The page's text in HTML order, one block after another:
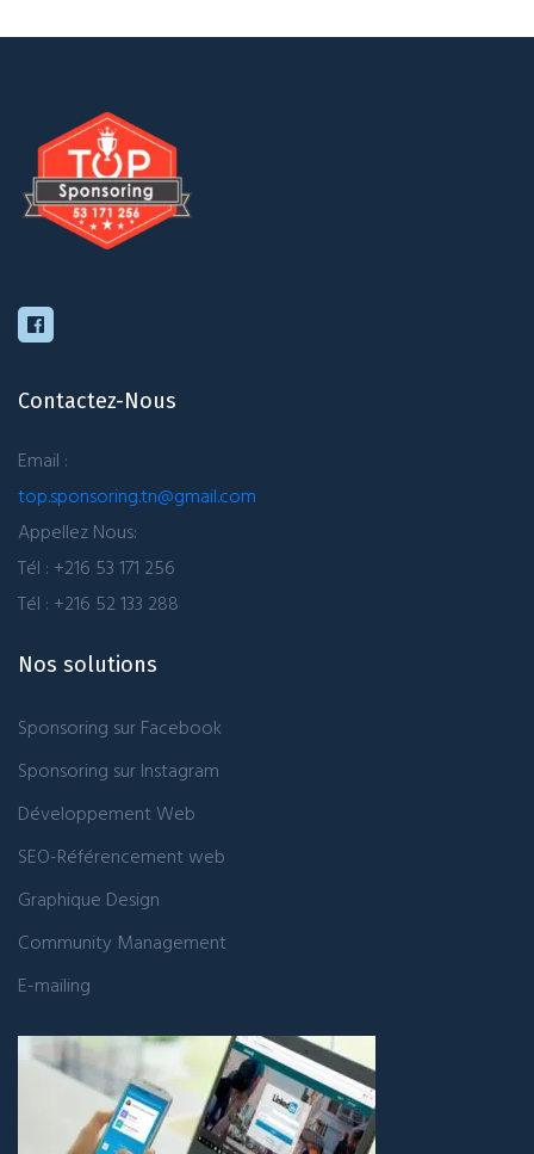
Contactez-Nous
Email :
top.sponsoring.tn@gmail.com
Appellez Nous:
Tél : +216 53 171 256
Tél : +216 52 133 288
Nos solutions
Sponsoring sur Facebook
Sponsoring sur Instagram
Développement Web
SEO-Référencement web
Graphique Design
Community Management
E-mailing